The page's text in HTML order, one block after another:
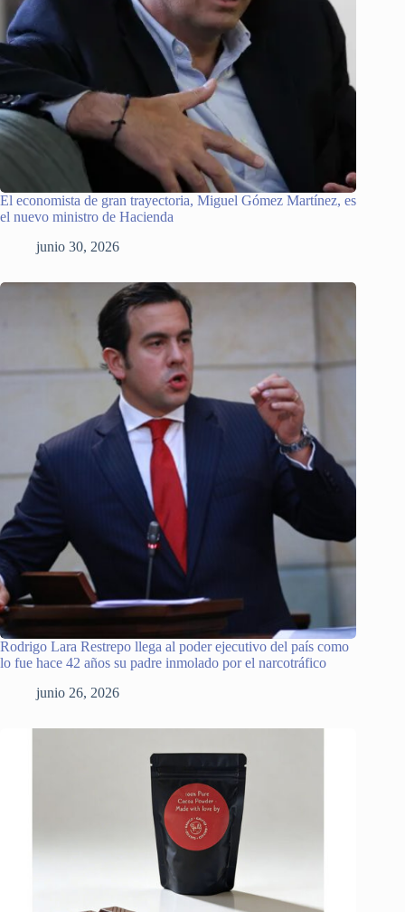
El economista de gran trayectoria, Miguel Gómez Martínez, es
el nuevo ministro de Hacienda
junio 30, 2026
Rodrigo Lara Restrepo llega al poder ejecutivo del país como
lo fue hace 42 años su padre inmolado por el narcotráfico
junio 26, 2026